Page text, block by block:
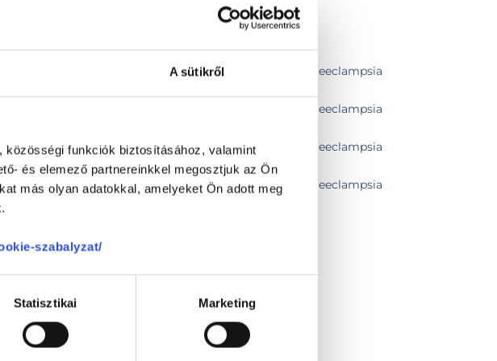
A sütikről
funkciók biztosításához, valamint
és elemező partnereinkkel megosztjuk az Ön
más olyan adatokkal, amelyeket Ön adott meg
szabalyzat/
Statisztikai Marketing
flowmetria
Második trimeszteri genetikai ultrahang, koraszülés és praeeclampsia
Második trimeszteri genetikai ultrahang, koraszülés és praeeclampsia
trimeszteri genetikai ultrahang, koraszülés és praeeclampsia
+ magzati szívultrahang szűrés
trimeszteri genetikai ultrahang, koraszülés és praeeclampsia
+ magzati szívultrahang szűrés, iker
ultrahang vizsgálat
Nyaki lágyrész ultrahang (nyirokcsomók, nyálmirigy)
Pajzsmirigy ultrahang
PrenaTest Alap